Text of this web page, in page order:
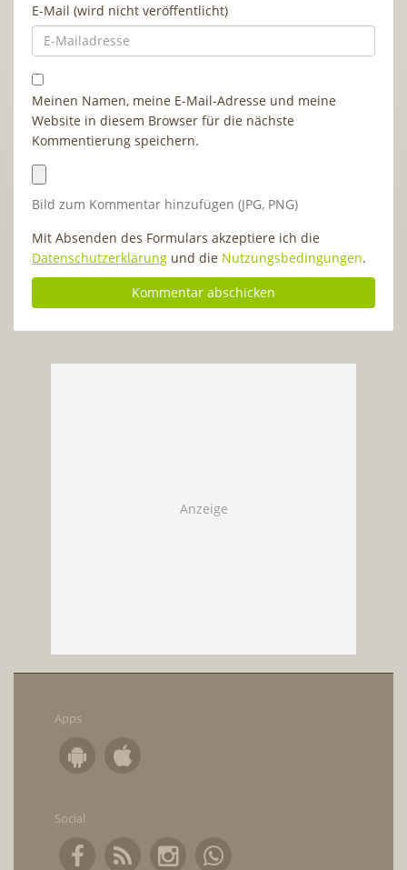
E-Mail (wird nicht veröffentlicht)
Meinen Namen, meine E-Mail-Adresse und meine
Website in diesem Browser für die nächste
Kommentierung speichern.
Bild zum Kommentar hinzufügen (JPG, PNG)
Mit Absenden des Formulars akzeptiere ich die
Datenschutzerklärung und die Nutzungsbedingungen.
Apps
Social